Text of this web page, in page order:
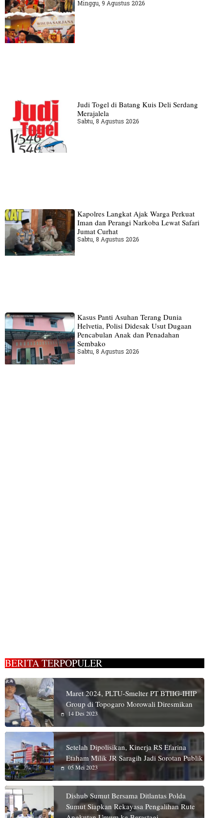
Minggu, 9 Agustus 2026
Judi Togel di Batang Kuis Deli Serdang
Merajalela
Sabtu, 8 Agustus 2026
Kapolres Langkat Ajak Warga Perkuat
Iman dan Perangi Narkoba Lewat Safari
Jumat Curhat
Sabtu, 8 Agustus 2026
Kasus Panti Asuhan Terang Dunia
Helvetia, Polisi Didesak Usut Dugaan
Pencabulan Anak dan Penadahan
Sembako
Sabtu, 8 Agustus 2026
BERITA TERPOPULER
Maret 2024, PLTU-Smelter PT BTIIG-IHIP
Group di Topogaro Morowali Diresmikan
14 Des 2023
Setelah Dipolisikan, Kinerja RS Efarina
Etaham Milik JR Saragih Jadi Sorotan Publik
05 Mei 2023
Dishub Sumut Bersama Ditlantas Polda
Sumut Siapkan Rekayasa Pengalihan Rute